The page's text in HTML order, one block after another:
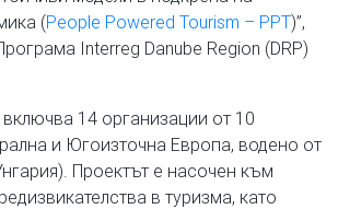
(People Powered Tourism – PPT)”,
Interreg Danube Region (DRP)
14 организации от 10
и Югоизточна Европа, водено от
Проектът е насочен към
в туризма, като